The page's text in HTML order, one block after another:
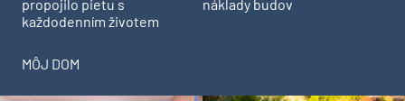
propojilo pietu s
každodenním životem
náklady budov
MÔJ DOM